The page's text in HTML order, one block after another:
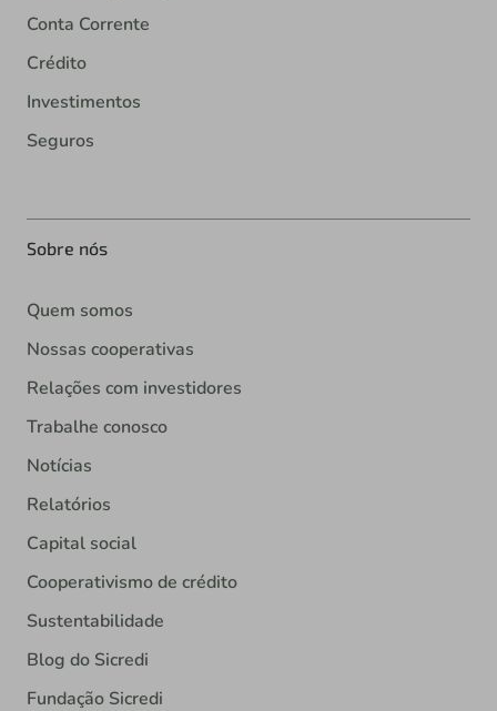
Conta Corrente
Crédito
Investimentos
Seguros
Sobre nós
Quem somos
Nossas cooperativas
Relações com investidores
Trabalhe conosco
Notícias
Relatórios
Capital social
Cooperativismo de crédito
Sustentabilidade
Blog do Sicredi
Fundação Sicredi